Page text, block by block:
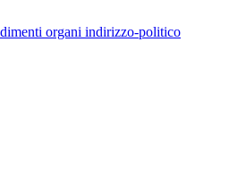
organi indirizzo-politico